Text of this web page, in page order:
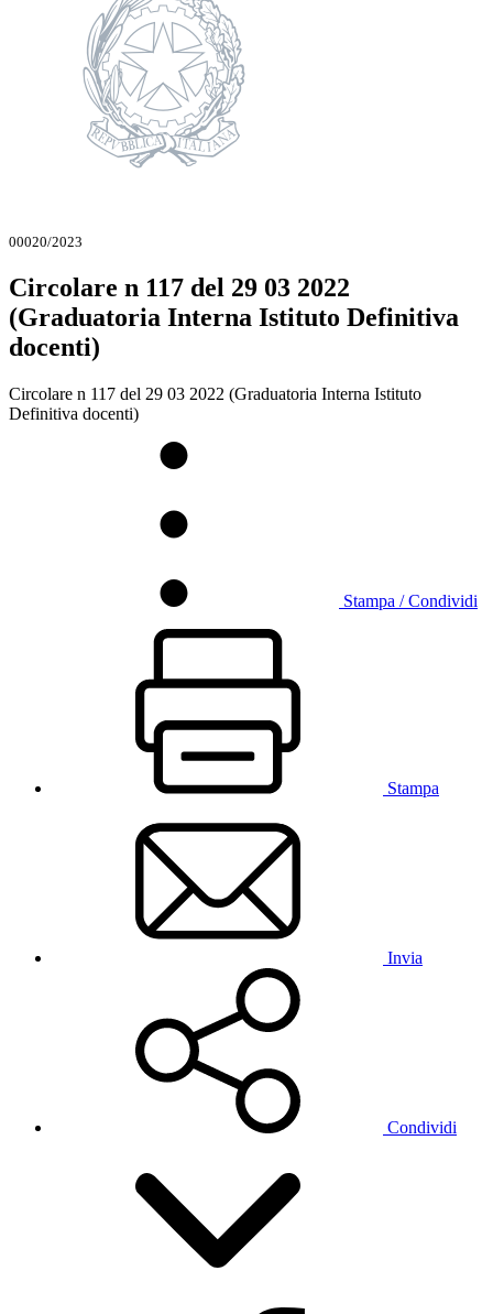
00020/2023
Circolare n 117 del 29 03 2022
(Graduatoria Interna Istituto Definitiva
docenti)
Circolare n 117 del 29 03 2022 (Graduatoria Interna Istituto
Definitiva docenti)
Stampa / Condividi
Stampa
Invia
Condividi